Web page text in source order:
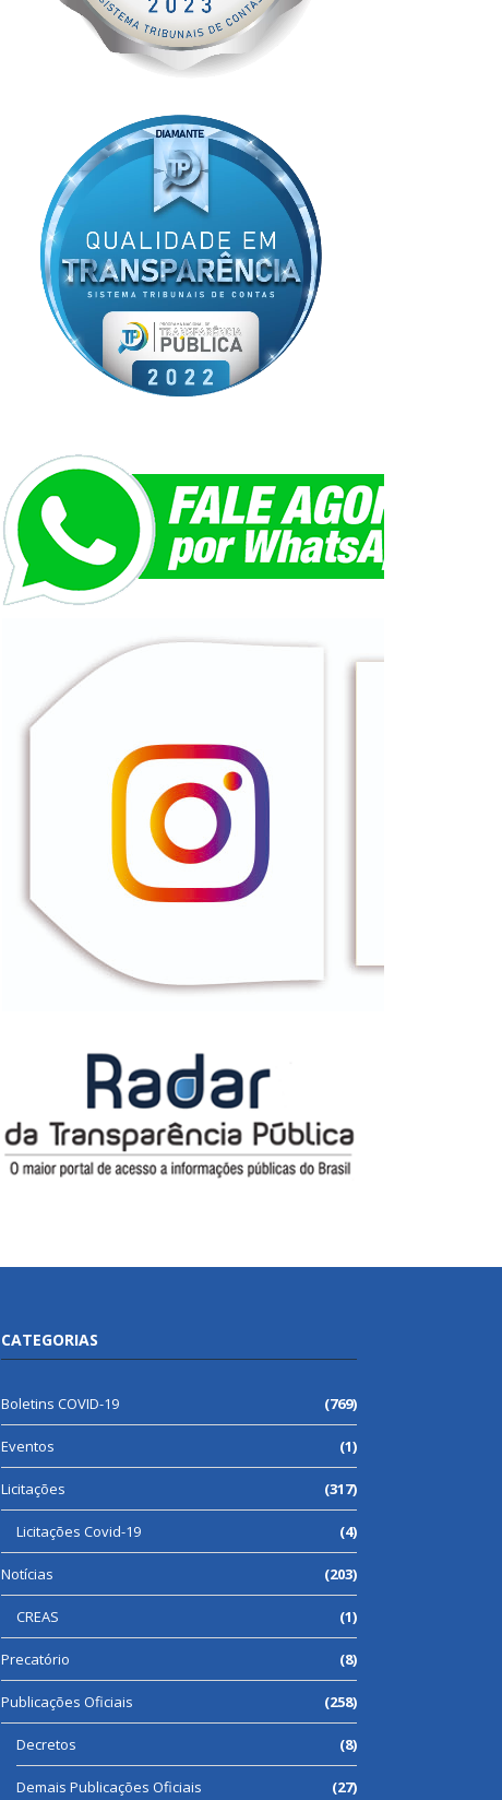
CATEGORIAS
Boletins COVID-19 (769)
Eventos (1)
Licitações (317)
Licitações Covid-19 (4)
Notícias (203)
CREAS (1)
Precatório (8)
Publicações Oficiais (258)
Decretos (8)
Demais Publicações Oficiais (27)